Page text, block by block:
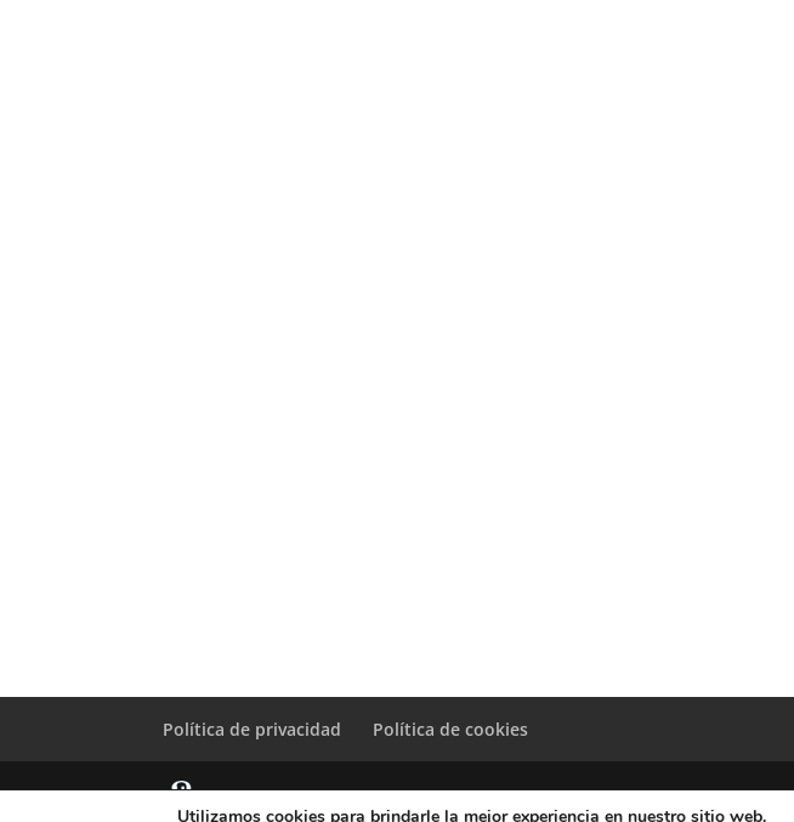
Política de privacidad Política de cookies
Utilizamos cookies para brindarle la mejor experiencia en nuestro sitio web.